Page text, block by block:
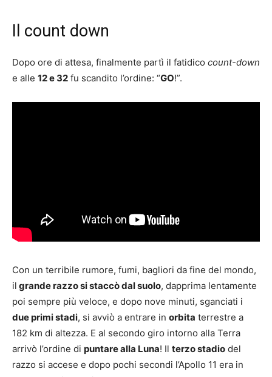
Il count down
Dopo ore di attesa, finalmente partì il fatidico count-down
e alle 12 e 32 fu scandito l’ordine: “GO!”.
Con un terribile rumore, fumi, bagliori da fine del mondo,
il grande razzo si staccò dal suolo, dapprima lentamente
poi sempre più veloce, e dopo nove minuti, sganciati i
due primi stadi, si avviò a entrare in orbita terrestre a
182 km di altezza. E al secondo giro intorno alla Terra
arrivò l’ordine di puntare alla Luna! Il terzo stadio del
razzo si accese e dopo pochi secondi l’Apollo 11 era in